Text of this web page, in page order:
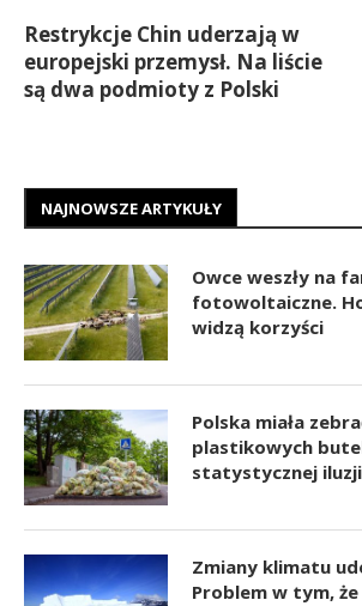
Restrykcje Chin uderzają w
europejski przemysł. Na liście
są dwa podmioty z Polski
NAJNOWSZE ARTYKUŁY
Owce weszły na
fotowoltaiczne.
widzą korzyści
Polska miała
plastikowych
statystycznej iluzji
Zmiany klimatu
Problem w tym,